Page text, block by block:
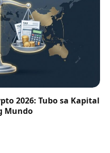
2026: Tubo sa Kapital
Mundo